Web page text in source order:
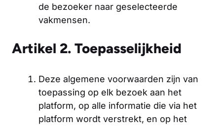
de bezoeker naar geselecteerde
vakmensen.
Artikel 2. Toepasselijkheid
Deze algemene voorwaarden zijn van
toepassing op elk bezoek aan het
platform, op alle informatie die via het
platform wordt verstrekt, en op het